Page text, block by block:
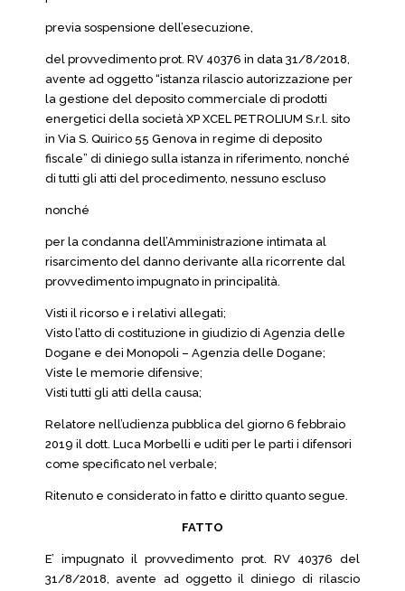
previa sospensione dell’esecuzione,
del provvedimento prot. RV 40376 in data 31/8/2018,
avente ad oggetto “istanza rilascio autorizzazione per
la gestione del deposito commerciale di prodotti
energetici della società XP XCEL PETROLIUM S.r.l. sito
in Via S. Quirico 55 Genova in regime di deposito
fiscale” di diniego sulla istanza in riferimento, nonché
di tutti gli atti del procedimento, nessuno escluso
nonché
per la condanna dell’Amministrazione intimata al
risarcimento del danno derivante alla ricorrente dal
provvedimento impugnato in principalità.
Visti il ricorso e i relativi allegati;
Visto l’atto di costituzione in giudizio di Agenzia delle
Dogane e dei Monopoli – Agenzia delle Dogane;
Viste le memorie difensive;
Visti tutti gli atti della causa;
Relatore nell’udienza pubblica del giorno 6 febbraio
2019 il dott. Luca Morbelli e uditi per le parti i difensori
come specificato nel verbale;
Ritenuto e considerato in fatto e diritto quanto segue.
FATTO
E’ impugnato il provvedimento prot. RV 40376 del
31/8/2018, avente ad oggetto il diniego di rilascio